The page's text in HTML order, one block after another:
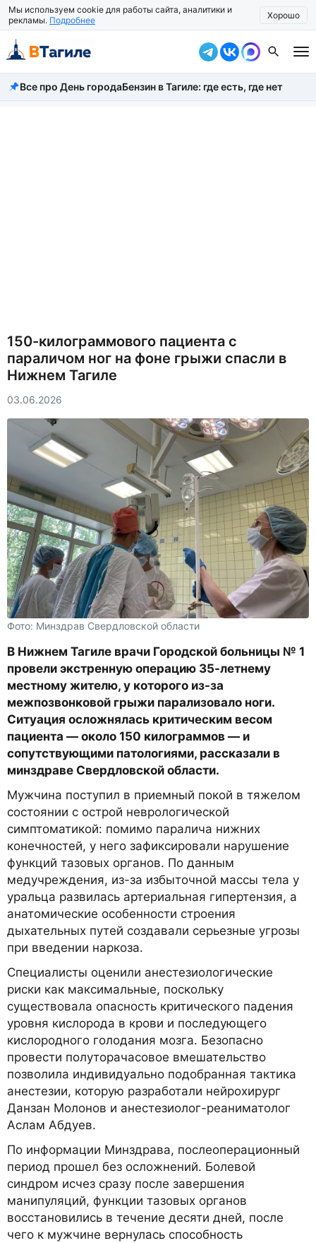
Мы используем cookie для работы сайта, аналитики и
рекламы. Подробнее Хорошо
Все новости
Все про День городаБензин в Тагиле: где есть, где нет
150-килограммового пациента с
параличом ног на фоне грыжи спасли в
Нижнем Тагиле
03.06.2026
Фото: Минздрав Свердловской области
В Нижнем Тагиле врачи Городской больницы № 1
провели экстренную операцию 35-летнему
местному жителю, у которого из-за
межпозвонковой грыжи парализовало ноги.
Ситуация осложнялась критическим весом
пациента — около 150 килограммов — и
сопутствующими патологиями, рассказали в
минздраве Свердловской области.
Мужчина поступил в приемный покой в тяжелом
состоянии с острой неврологической
симптоматикой: помимо паралича нижних
конечностей, у него зафиксировали нарушение
функций тазовых органов. По данным
медучреждения, из-за избыточной массы тела у
уральца развилась артериальная гипертензия, а
анатомические особенности строения
дыхательных путей создавали серьезные угрозы
при введении наркоза.
Специалисты оценили анестезиологические
риски как максимальные, поскольку
существовала опасность критического падения
уровня кислорода в крови и последующего
кислородного голодания мозга. Безопасно
провести полуторачасовое вмешательство
позволила индивидуально подобранная тактика
анестезии, которую разработали нейрохирург
Данзан Молонов и анестезиолог-реаниматолог
Аслам Абдуев.
По информации Минздрава, послеоперационный
период прошел без осложнений. Болевой
синдром исчез сразу после завершения
манипуляций, функции тазовых органов
восстановились в течение десяти дней, после
чего к мужчине вернулась способность